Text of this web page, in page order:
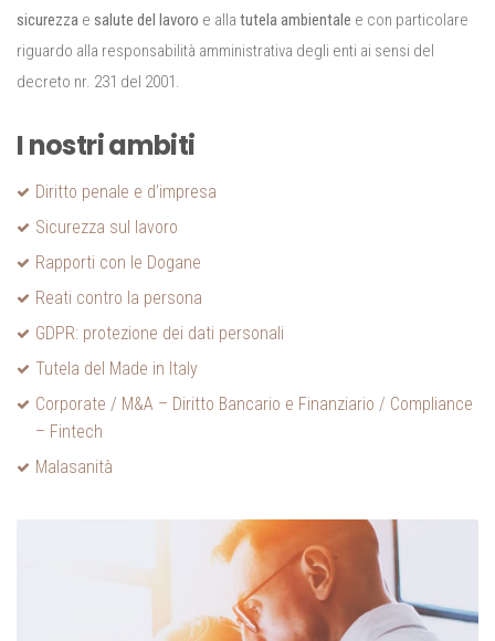
sicurezza e salute del lavoro e alla tutela ambientale e con particolare
riguardo alla responsabilità amministrativa degli enti ai sensi del
decreto nr. 231 del 2001.
I nostri ambiti
Diritto penale e d’impresa
Sicurezza sul lavoro
Rapporti con le Dogane
Reati contro la persona
GDPR: protezione dei dati personali
Tutela del Made in Italy
Corporate / M&A – Diritto Bancario e Finanziario / Compliance
– Fintech
Malasanità